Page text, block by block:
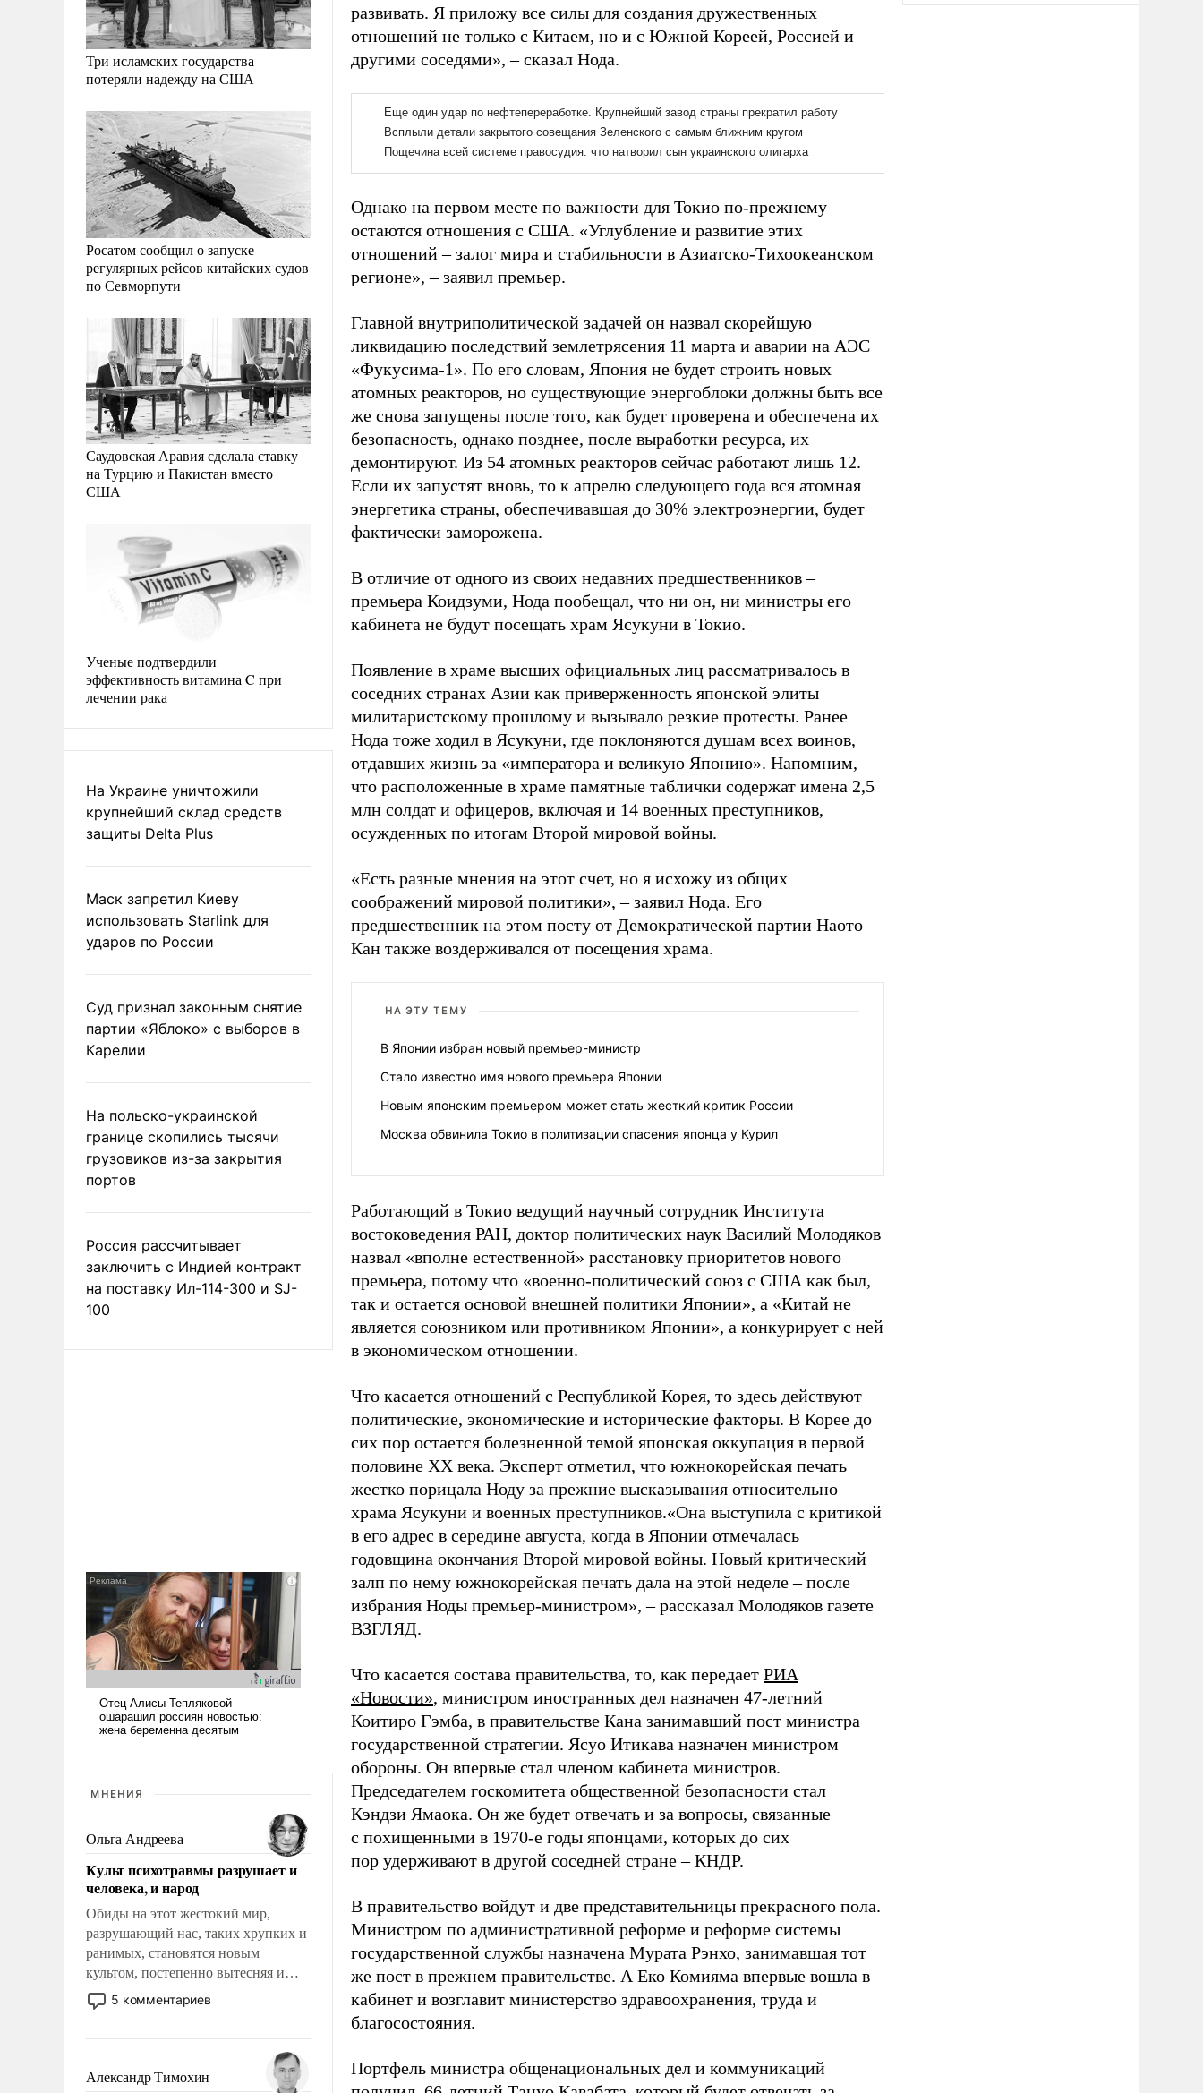
Три исламских государства
потеряли надежду на США
Росатом сообщил о запуске
регулярных рейсов китайских судов
по Севморпути
Саудовская Аравия сделала ставку
на Турцию и Пакистан вместо
США
Ученые подтвердили
эффективность витамина C при
лечении рака
На Украине уничтожили
крупнейший склад средств
защиты Delta Plus
Маск запретил Киеву
использовать Starlink для
ударов по России
Суд признал законным снятие
партии «Яблоко» с выборов в
Карелии
На польско-украинской
границе скопились тысячи
грузовиков из-за закрытия
портов
Россия рассчитывает
заключить с Индией контракт
на поставку Ил-114-300 и SJ-
100
МНЕНИЯ
Ольга Андреева
Культ психотравмы разрушает и
человека, и народ
Обиды на этот жестокий мир,
разрушающий нас, таких хрупких и
ранимых, становятся новым
культом, постепенно вытесняя и
отменяя традиционное требование к
человеку – быть мужественным и
на себя ответственность, помогать
слабым, идти вперед и
5 комментариев
Александр Тимохин
развивать. Я приложу все силы для создания дружественных
отношений не только с Китаем, но и с Южной Кореей, Россией и
другими соседями», – сказал Нода.
Однако на первом месте по важности для Токио по-прежнему
остаются отношения с США. «Углубление и развитие этих
отношений – залог мира и стабильности в Азиатско-Тихоокеанском
регионе», – заявил премьер.
Главной внутриполитической задачей он назвал скорейшую
ликвидацию последствий землетрясения 11 марта и аварии на АЭС
«Фукусима-1». По его словам, Япония не будет строить новых
атомных реакторов, но существующие энергоблоки должны быть все
же снова запущены после того, как будет проверена и обеспечена их
безопасность, однако позднее, после выработки ресурса, их
демонтируют. Из 54 атомных реакторов сейчас работают лишь 12.
Если их запустят вновь, то к апрелю следующего года вся атомная
энергетика страны, обеспечивавшая до 30% электроэнергии, будет
фактически заморожена.
В отличие от одного из своих недавних предшественников –
премьера Коидзуми, Нода пообещал, что ни он, ни министры его
кабинета не будут посещать храм Ясукуни в Токио.
Появление в храме высших официальных лиц рассматривалось в
соседних странах Азии как приверженность японской элиты
милитаристскому прошлому и вызывало резкие протесты. Ранее
Нода тоже ходил в Ясукуни, где поклоняются душам всех воинов,
отдавших жизнь за «императора и великую Японию». Напомним,
что расположенные в храме памятные таблички содержат имена 2,5
млн солдат и офицеров, включая и 14 военных преступников,
осужденных по итогам Второй мировой войны.
«Есть разные мнения на этот счет, но я исхожу из общих
соображений мировой политики», – заявил Нода. Его
предшественник на этом посту от Демократической партии Наото
Кан также воздерживался от посещения храма.
НА ЭТУ ТЕМУ
В Японии избран новый премьер-министр
Стало известно имя нового премьера Японии
Новым японским премьером может стать жесткий критик России
Москва обвинила Токио в политизации спасения японца у Курил
Работающий в Токио ведущий научный сотрудник Института
востоковедения РАН, доктор политических наук Василий Молодяков
назвал «вполне естественной» расстановку приоритетов нового
премьера, потому что «военно-политический союз с США как был,
так и остается основой внешней политики Японии», а «Китай не
является союзником или противником Японии», а конкурирует с ней
в экономическом отношении.
Что касается отношений с Республикой Корея, то здесь действуют
политические, экономические и исторические факторы. В Корее до
сих пор остается болезненной темой японская оккупация в первой
половине ХХ века. Эксперт отметил, что южнокорейская печать
жестко порицала Ноду за прежние высказывания относительно
храма Ясукуни и военных преступников.«Она выступила с критикой
в его адрес в середине августа, когда в Японии отмечалась
годовщина окончания Второй мировой войны. Новый критический
залп по нему южнокорейская печать дала на этой неделе – после
избрания Ноды премьер-министром», – рассказал Молодяков газете
ВЗГЛЯД.
Что касается состава правительства, то, как передает РИА
«Новости», министром иностранных дел назначен 47-летний
Коитиро Гэмба, в правительстве Кана занимавший пост министра
государственной стратегии. Ясуо Итикава назначен министром
обороны. Он впервые стал членом кабинета министров.
Председателем госкомитета общественной безопасности стал
Кэндзи Ямаока. Он же будет отвечать и за вопросы, связанные
с похищенными в 1970-е годы японцами, которых до сих
пор удерживают в другой соседней стране – КНДР.
В правительство войдут и две представительницы прекрасного пола.
Министром по административной реформе и реформе системы
государственной службы назначена Мурата Рэнхо, занимавшая тот
же пост в прежнем правительстве. А Еко Комияма впервые вошла в
кабинет и возглавит министерство здравоохранения, труда и
благосостояния.
Портфель министра общенациональных дел и коммуникаций